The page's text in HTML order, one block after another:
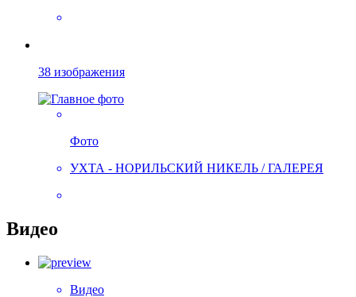
38 изображения
Фото
УХТА - НОРИЛЬСКИЙ НИКЕЛЬ / ГАЛЕРЕЯ
Видео
Видео